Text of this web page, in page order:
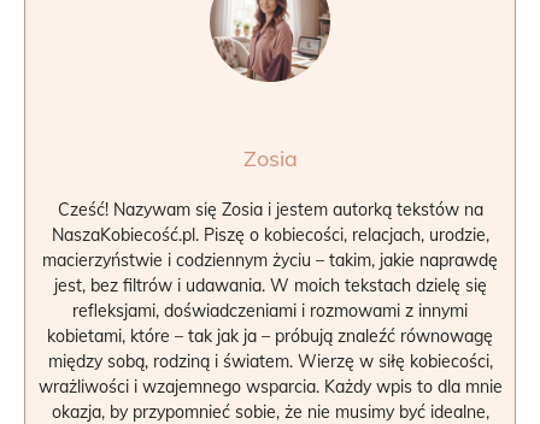
Zosia
Cześć! Nazywam się Zosia i jestem autorką tekstów na
NaszaKobiecość.pl. Piszę o kobiecości, relacjach, urodzie,
macierzyństwie i codziennym życiu – takim, jakie naprawdę
jest, bez filtrów i udawania. W moich tekstach dzielę się
refleksjami, doświadczeniami i rozmowami z innymi
kobietami, które – tak jak ja – próbują znaleźć równowagę
między sobą, rodziną i światem. Wierzę w siłę kobiecości,
wrażliwości i wzajemnego wsparcia. Każdy wpis to dla mnie
okazja, by przypomnieć sobie, że nie musimy być idealne,